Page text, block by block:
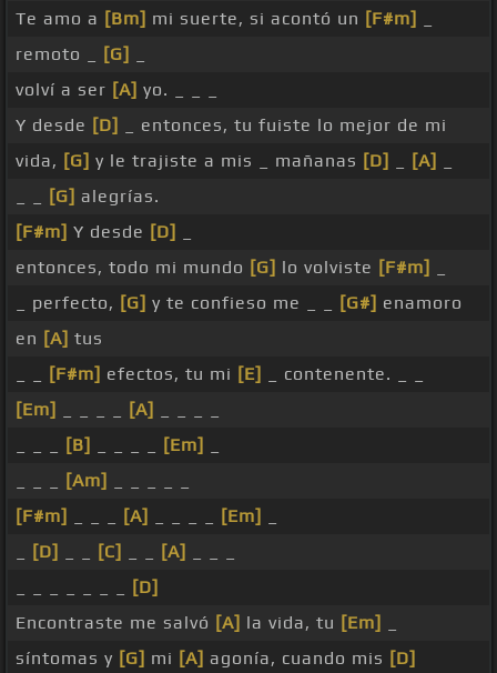
Te amo a [Bm] mi suerte, si acontó un [F#m]
remoto _
[G]
volví a ser [A] yo. _ _ _
Y desde [D]
_ entonces, tu fuiste lo mejor de mi
vida, [G] y le trajiste a mis _ mañanas [D] [A]
[G] alegrías.
[F#m] Y desde [D]
entonces, todo mi mundo [G] lo volviste [F#m]
_ perfecto, [G] y te confieso me _ _ [G#] enamoro
en [A] tus
[F#m] efectos, tu mi [E]
_ contenente. _ _
[Em]
[A]
[B] [Em]
[Am]
[F#m]
[A] [Em]
[D] [C] [A]
[D]
Encontraste me salvó [A] la vida, tu [Em]
síntomas y [G] mi [A] agonía, cuando mis [D]